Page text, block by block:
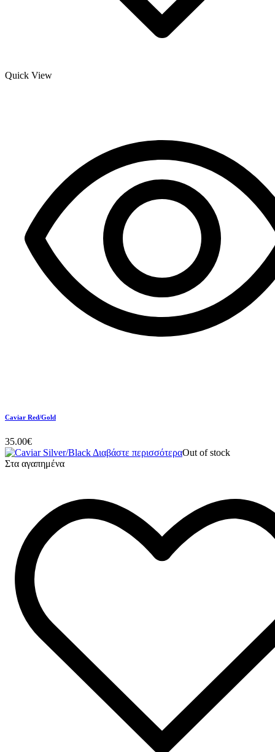
Quick View
Caviar Red/Gold
35.00€
Διαβάστε περισσότεραOut of stock
Στα αγαπημένα